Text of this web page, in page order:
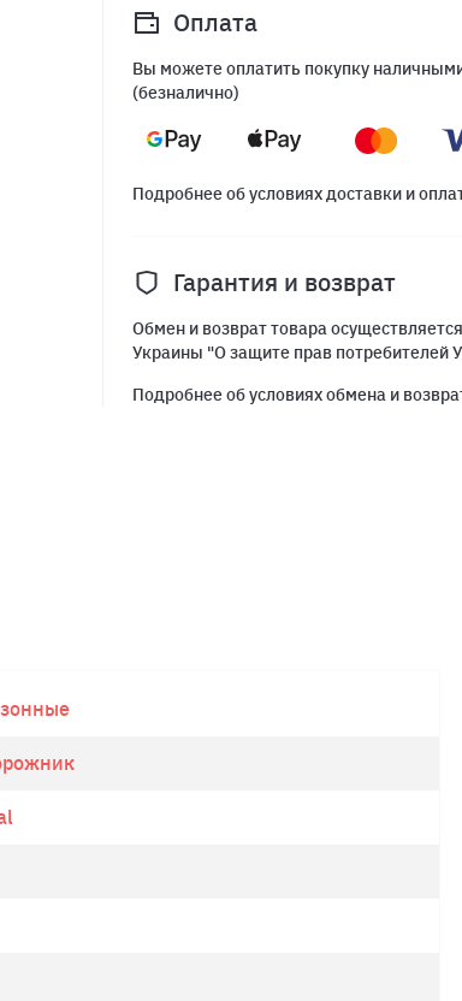
Оплата
Вы можете оплатить покупку
(безналично)
Подробнее об условиях доставки и
Гарантия и возврат
Обмен и возврат товара
Украины "О защите прав потребителей
Подробнее об условиях обмена и